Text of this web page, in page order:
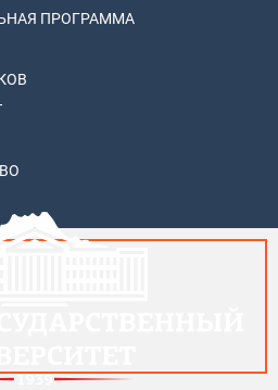
ПРОГРАММА